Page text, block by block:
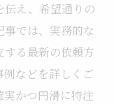
伝え、希望通りの
では、実務的な
する最新の依頼方
などを詳しくご
かつ円滑に特注